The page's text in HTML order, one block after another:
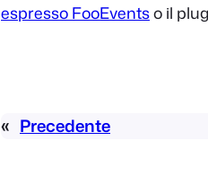
espresso FooEventso il
« Precedente